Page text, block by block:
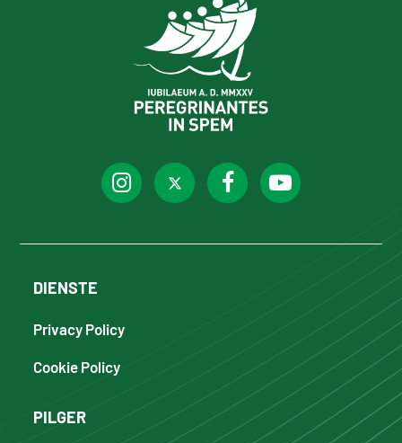
DIENSTE
Privacy Policy
Cookie Policy
PILGER